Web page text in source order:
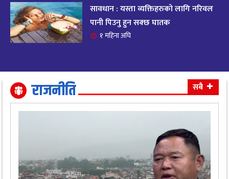
१९ आजको राशिफल २०८२ भदाै ४ गते, बुधवार
११ महिना अघि
धैर्यले सफलता मिल्नेछ
११ महिना अघि
सावधान : यस्ता व्यक्तिहरुको लागि नरिवल
पानी पिउनु हुन सक्छ घातक
१ महिना अघि
राजनीति सबै